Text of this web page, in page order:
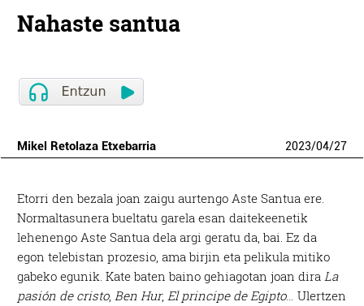
Nahaste santua
Mikel Retolaza Etxebarria 2023/04/27
Etorri den bezala joan zaigu aurtengo Aste Santua ere.
Normaltasunera bueltatu garela esan daitekeenetik
lehenengo Aste Santua dela argi geratu da, bai. Ez da
egon telebistan prozesio, ama birjin eta pelikula mitiko
gabeko egunik. Kate baten baino gehiagotan joan diraLa
pasión de cristo,Ben Hur,El principe de Egipto… Ulertzen